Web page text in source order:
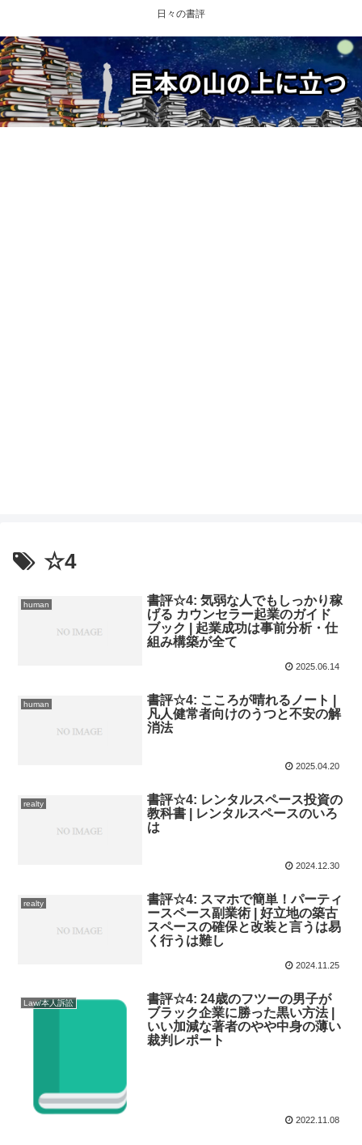
日々の書評
☆4
human
書評☆4: 気弱な人でもしっかり稼
げる カウンセラー起業のガイド
ブック | 起業成功は事前分析・仕
組み構築が全て
2025.06.14
human
書評☆4: こころが晴れるノート |
凡人健常者向けのうつと不安の解
消法
2025.04.20
realty
書評☆4: レンタルスペース投資の
教科書 | レンタルスペースのいろ
は
2024.12.30
realty
書評☆4: スマホで簡単！パーティ
ースペース副業術 | 好立地の築古
スペースの確保と改装と言うは易
く行うは難し
2024.11.25
Law/本人訴訟
書評☆4: 24歳のフツーの男子が
ブラック企業に勝った黒い方法 |
いい加減な著者のやや中身の薄い
裁判レポート
2022.11.08